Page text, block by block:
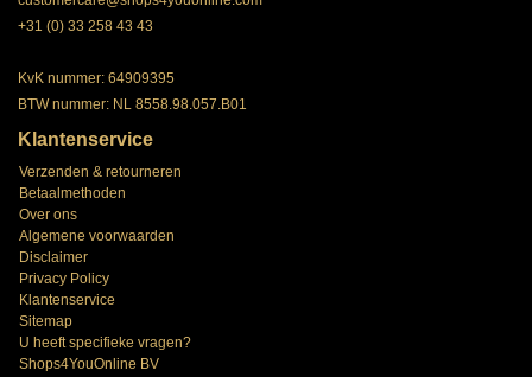
+31 (0) 33 258 43 43
KvK nummer: 64909395
BTW nummer: NL 8558.98.057.B01
Klantenservice
Verzenden & retourneren
Betaalmethoden
Over ons
Algemene voorwaarden
Disclaimer
Privacy Policy
Klantenservice
Sitemap
U heeft specifieke vragen?
Shops4YouOnline BV